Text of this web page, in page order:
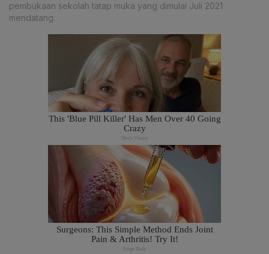
pembukaan sekolah tatap muka yang dimulai Juli 2021
mendatang.